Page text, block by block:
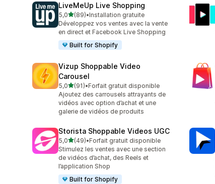
LiveMeUp Live Shopping
5,0étoile(s) sur 5
(89)
89 avis au total
•Installation gratuite
Développez vos ventes avec la vente
en direct et Facebook Live Shopping
Built for Shopify
Vizup Shoppable Video
Carousel
5,0étoile(s) sur 5
(91)
91 avis au total
•Forfait gratuit disponible
Ajoutez des carrousels attrayants de
vidéos avec option d’achat et une
galerie de vidéos de produits
Storista Shoppable Videos UGC
5,0étoile(s) sur 5
(49)
49 avis au total
•Forfait gratuit disponible
Stimulez les ventes avec une section
de vidéos d’achat, des Reels et
l’application Shop
Built for Shopify